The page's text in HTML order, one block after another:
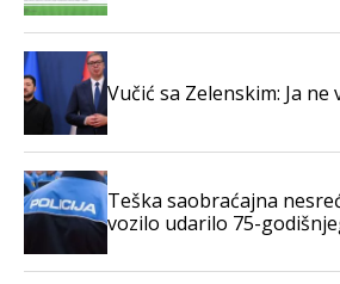
Vučić sa Zelenskim: Ja ne
Teška saobraćajna
vozilo udarilo 75-